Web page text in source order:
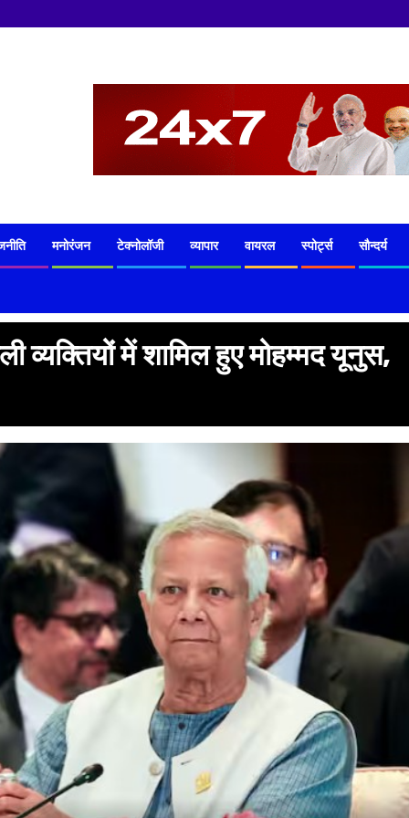
मनोरंजन टेक्नोलॉजी व्यापार वायरल स्पोर्ट्स सौन्दर्य
में शामिल हुए मोहम्मद यूनुस,